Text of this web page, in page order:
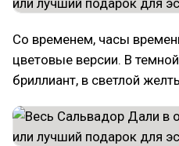
Со временем, часы
цветовые версии. В
бриллиант, в светлой